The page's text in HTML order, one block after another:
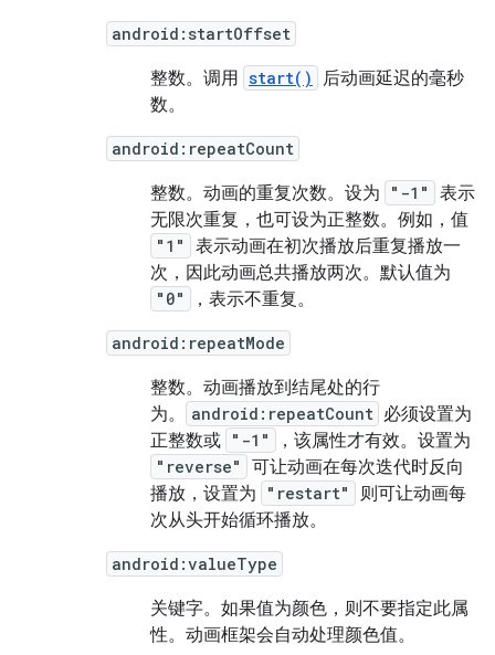
android:startOffset
整数。调用 start()
后动画延迟的毫秒
数。
android:repeatCount
整数。动画的重复次数。 设为 "-1"
表示
无限次重复，也可设为正整数。例如，值
"1"
表示动画在初次播放后重复播放一
次，因此动画总共播放两次。默认值为
"0" ，表示不重复。
android:repeatMode
整数。动画播放到结尾处的行
为。
android:repeatCount 必须设置为
正整数或 "-1" ，该属性才有效。设置为
"reverse"
可让动画在每次迭代时反向
播放，设置为
"restart"
则可让动画每
次从头开始循环播放。
android:valueType
关键字。 如果值为颜色，则不要指定此属
性。动画框架会自动处理颜色值。